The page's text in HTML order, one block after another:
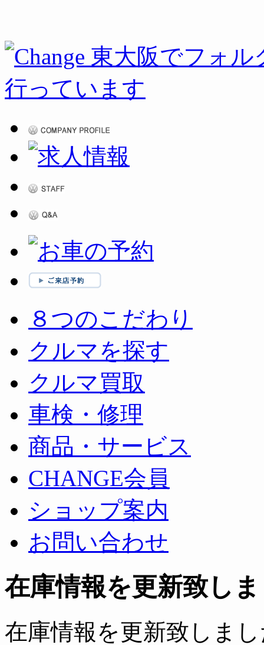
８つのこだわり
クルマを探す
クルマ買取
車検・修理
商品・サービス
CHANGE会員
ショップ案内
お問い合わせ
在庫情報を更新致し
在庫情報を更新致しま